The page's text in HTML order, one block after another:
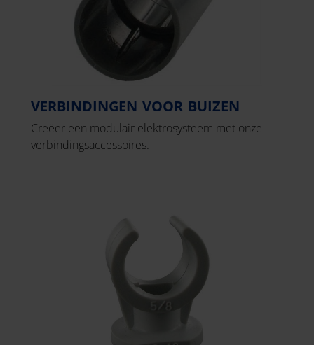
VERBINDINGEN VOOR BUIZEN
Creëer een modulair elektrosysteem met onze
verbindingsaccessoires.